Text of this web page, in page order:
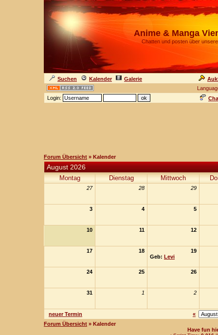
Anime & Manga
Chatten und posten über
Suchen Kalender Galerie
Login:
Forum Übersicht » Kalender
August 2026
Montag Dienstag Mittwoch
27 28 29
3 4 5
10 11 12
17 18
19
Geb: Levi
24 25 26
31 1 2
neuer Termin
«
Forum Übersicht » Kalender
Have fun